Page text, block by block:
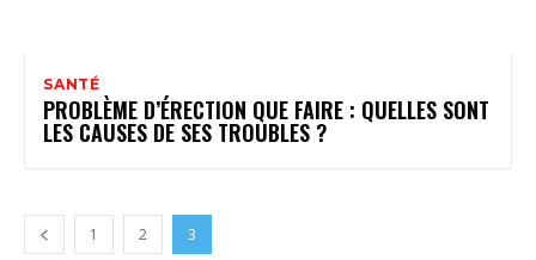
SANTÉ
PROBLÈME D’ÉRECTION QUE FAIRE : QUELLES SONT
LES CAUSES DE SES TROUBLES ?
1 2 3